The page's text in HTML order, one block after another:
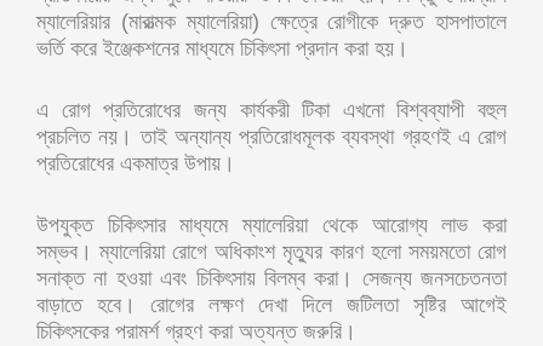
ম্যালেরিয়ার (মারাত্মক ম্যালেরিয়া) ক্ষেত্রে রোগীকে দ্রুত হাসপাতালে
ভর্তি করে ইঞ্জেকশনের মাধ্যমে চিকিৎসা প্রদান করা হয়।
এ রোগ প্রতিরোধের জন্য কার্যকরী টিকা এখনো বিশ্বব্যাপী বহুল
প্রচলিত নয়। তাই অন্যান্য প্রতিরোধমূলক ব্যবস্থা গ্রহণই এ রোগ
প্রতিরোধের একমাত্র উপায়।
উপযুক্ত চিকিৎসার মাধ্যমে ম্যালেরিয়া থেকে আরোগ্য লাভ করা
সম্ভব। ম্যালেরিয়া রোগে অধিকাংশ মৃত্যুর কারণ হলো সময়মতো রোগ
সনাক্ত না হওয়া এবং চিকিৎসায় বিলম্ব করা। সেজন্য জনসচেতনতা
বাড়াতে হবে। রোগের লক্ষণ দেখা দিলে জটিলতা সৃষ্টির আগেই
চিকিৎসকের পরামর্শ গ্রহণ করা অত্যন্ত জরুরি।